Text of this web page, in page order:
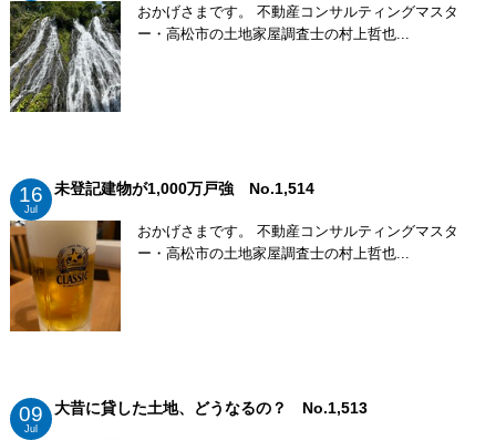
おかげさまです。 不動産コンサルティングマスタ
ー・高松市の土地家屋調査士の村上哲也...
16
Jul
未登記建物が1,000万戸強 No.1,514
おかげさまです。 不動産コンサルティングマスタ
ー・高松市の土地家屋調査士の村上哲也...
09
Jul
大昔に貸した土地、どうなるの？ No.1,513